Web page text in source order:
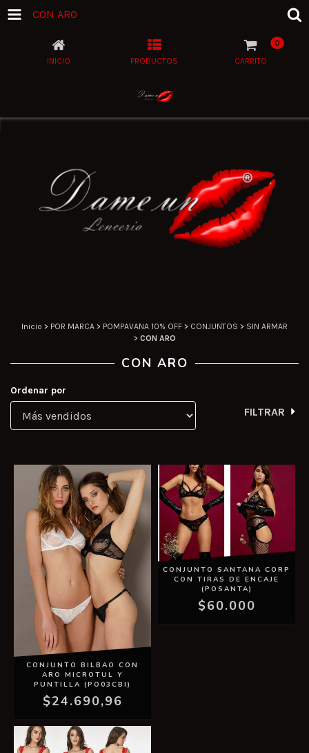
CON ARO
INICIO PRODUCTOS CARRITO
0
Inicio > POR MARCA > POMPAVANA 10% OFF > CONJUNTOS > SIN ARMAR
> CON ARO
CON ARO
Ordenar por
FILTRAR
CONJUNTO BILBAO CON
ARO MICROTUL Y
PUNTILLA (PO03CBI)
$24.690,96
CONJUNTO SANTANA CORP
CON TIRAS DE ENCAJE
(POSANTA)
$60.000